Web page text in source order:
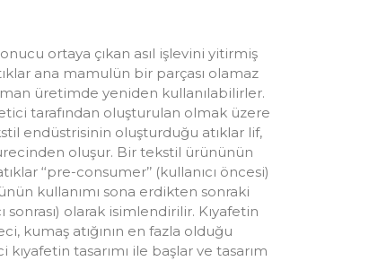
ortaya çıkan asıl işlevini yitirmiş
ana mamulün bir parçası olamaz
üretimde yeniden kullanılabilirler.
tarafından oluşturulan olmak üzere
endüstrisinin oluşturduğu atıklar lif,
oluşur. Bir tekstil ürününün
‘‘pre-consumer’’ (kullanıcı öncesi)
kullanımı sona erdikten sonraki
sonrası) olarak isimlendirilir. Kıyafetin
kumaş atığının en fazla olduğu
tasarımı ile başlar ve tasarım